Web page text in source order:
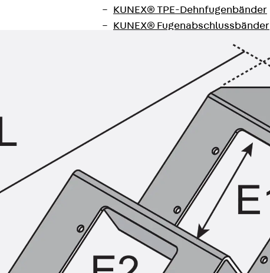
KUNEX® TPE-Dehnfugenbänder
KUNEX® Fugenabschlussbänder
KUNEX® Klemmfugenband
KUNEX® Schweißkonstruktionen
KUNEX® Sternrohr
KUNEX® Mauerkragen
KUNEX® ABS Abschalelemente
Fugenbänder Zubehör
Fugenbleche
Fugenbleche
PENTAFLEX KB®
PENTAFLEX KB® Agrar
PENTAFLEX® FBA
PENTAFLEX® ABS
PENTAFLEX® OBS
PENTAFLEX® FTS
PENTAFLEX® STK